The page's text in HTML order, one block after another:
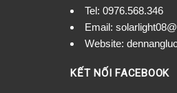
Tel: 0976.568.346
Email:
Website:
KẾT NỐI FACEBOOK